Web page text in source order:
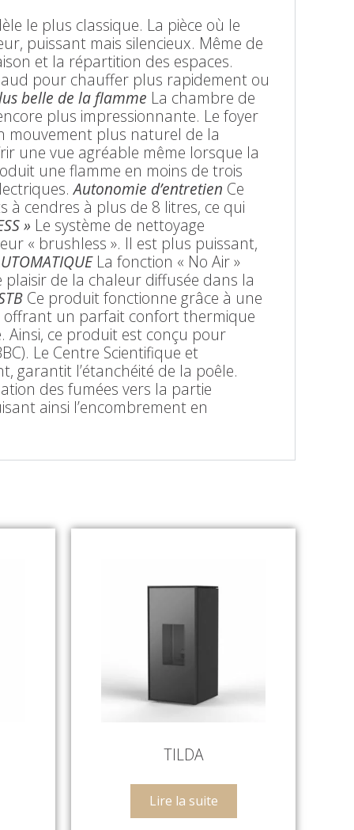
le plus classique. La pièce où le
puissant mais silencieux. Même de
et la répartition des espaces.
pour chauffer plus rapidement ou
belle de la flamme La chambre de
plus impressionnante. Le foyer
plus naturel de la
une vue agréable même lorsque la
une flamme en moins de trois
Autonomie d’entretien Ce
cendres à plus de 8 litres, ce qui
» Le système de nettoyage
« brushless ». Il est plus puissant,
La fonction « No Air »
de la chaleur diffusée dans la
Ce produit fonctionne grâce à une
offrant un parfait confort thermique
Ainsi, ce produit est conçu pour
Le Centre Scientifique et
garantit l’étanchéité de la poêle.
des fumées vers la partie
ainsi l’encombrement en
TILDA
Lire la suite